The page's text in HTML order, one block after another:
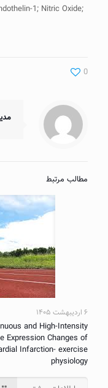
1; Nitric Oxide;
0
مطالب مرتبط
۶ اردیبهشت ۱۴۰۵
and High-Intensity
Expression Changes of
Infarction- exercise
physiology